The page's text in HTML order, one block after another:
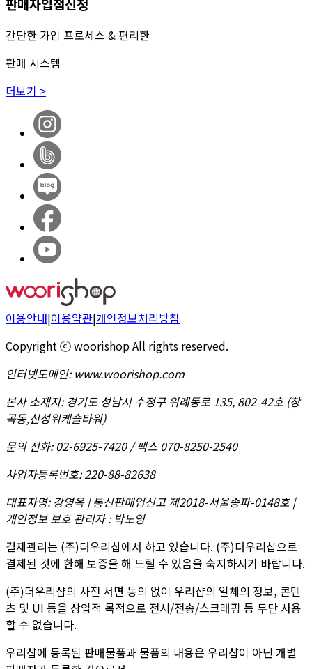
판매자입점신청
간단한 가입 프로세스 & 편리한
판매 시스템
더보기 >
이용안내|이용약관|개인정보처리방침
Copyright ⓒ woorishop All rights reserved.
인터넷도메인:www.woorishop.com
본사 소재지:경기도 성남시 수정구 위례동로 135, 802-42호 (창
곡동,신성위케슬타워)
문의 전화:02-6925-7420 / 팩스 070-8250-2540
사업자등록번호:220-88-82638
대표자명:강영옥 | 통신판매업신고 제2018-서울송파-0148호 |
개인정보 보호 관리자 : 박노영
결제관리는 (주)더우리샵에서 하고 있습니다. (주)더우리샵으로
결제된 것에 한해 보증을 해 드릴 수 있음을 숙지하시기 바랍니다.
(주)더우리샵의 사전 서면 동의 없이 우리샵의 일체의 정보, 콘텐
츠 및 UI 등을 상업적 목적으로 전시/전송/스크래핑 등 무단 사용
할 수 없습니다.
우리샵에 등록된 판매물품과 물품의 내용은 우리샵이 아닌 개별